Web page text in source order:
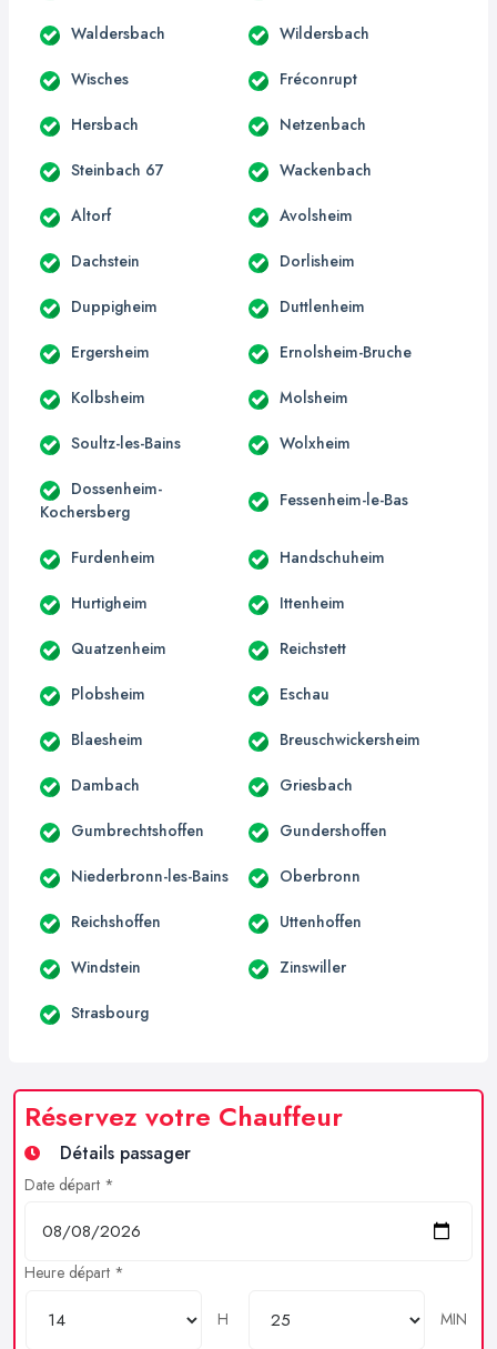
Waldersbach Wildersbach
Wisches Fréconrupt
Hersbach Netzenbach
Steinbach 67 Wackenbach
Altorf Avolsheim
Dachstein Dorlisheim
Duppigheim Duttlenheim
Ergersheim Ernolsheim-Bruche
Kolbsheim Molsheim
Soultz-les-Bains Wolxheim
Dossenheim-
Kochersberg
Fessenheim-le-Bas
Furdenheim Handschuheim
Hurtigheim Ittenheim
Quatzenheim Reichstett
Plobsheim Eschau
Blaesheim Breuschwickersheim
Dambach Griesbach
Gumbrechtshoffen Gundershoffen
Niederbronn-les-Bains Oberbronn
Reichshoffen Uttenhoffen
Windstein Zinswiller
Strasbourg
Réservez votre Chauffeur
Détails passager
Date départ *
Heure départ *
H
MIN